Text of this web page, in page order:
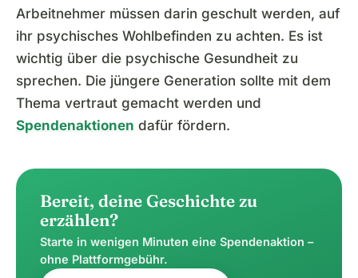
Arbeitnehmer müssen darin geschult werden, auf
ihr psychisches Wohlbefinden zu achten. Es ist
wichtig über die psychische Gesundheit zu
sprechen. Die jüngere Generation sollte mit dem
Thema vertraut gemacht werden und
Spendenaktionen dafür fördern.
Bereit, deine Geschichte zu
erzählen?
Starte in wenigen Minuten eine Spendenaktion –
ohne Plattformgebühr.